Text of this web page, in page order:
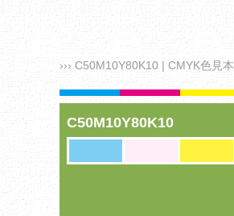
››› C50M10Y80K10 | CMYK色見本
C50M10Y80K10